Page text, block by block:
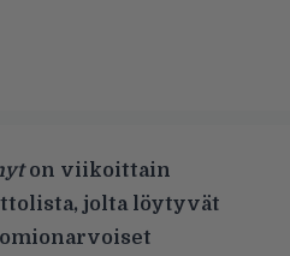
on viikoittain
jolta löytyvät